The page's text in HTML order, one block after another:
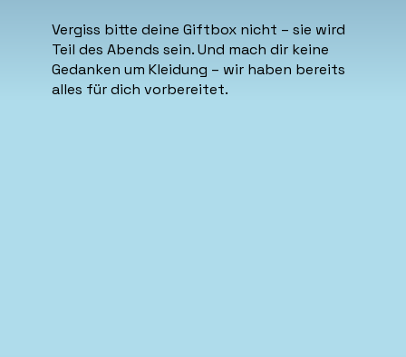
Vergiss bitte deine Giftbox nicht – sie wird
Teil des Abends sein. Und mach dir keine
Gedanken um Kleidung – wir haben bereits
alles für dich vorbereitet.